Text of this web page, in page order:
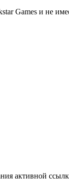
Games и не
активной